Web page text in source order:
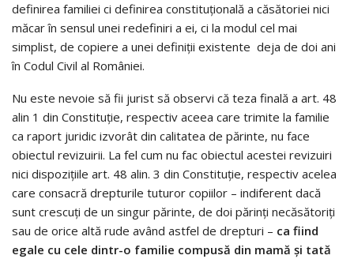
definirea familiei ci definirea constituțională a căsătoriei nici
măcar în sensul unei redefiniri a ei, ci la modul cel mai
simplist, de copiere a unei definiții existente deja de doi ani
în Codul Civil al României.
Nu este nevoie să fii jurist să observi că teza finală a art. 48
alin 1 din Constituție, respectiv aceea care trimite la familie
ca raport juridic izvorât din calitatea de părinte, nu face
obiectul revizuirii. La fel cum nu fac obiectul acestei revizuiri
nici dispozițiile art. 48 alin. 3 din Constituție, respectiv acelea
care consacră drepturile tuturor copiilor – indiferent dacă
sunt crescuți de un singur părinte, de doi părinți necăsătoriți
sau de orice altă rude având astfel de drepturi – ca fiind
egale cu cele dintr-o familie compusă din mamă și tată